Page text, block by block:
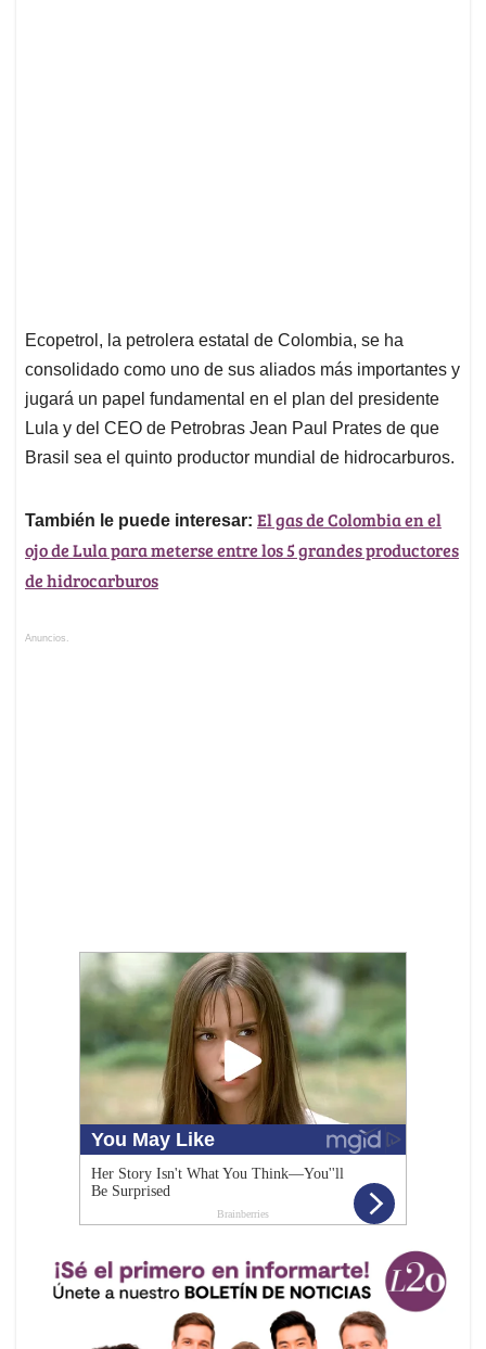
Ecopetrol, la petrolera estatal de Colombia, se ha
consolidado como uno de sus aliados más importantes y
jugará un papel fundamental en el plan del presidente
Lula y del CEO de Petrobras Jean Paul Prates de que
Brasil sea el quinto productor mundial de hidrocarburos.
También le puede interesar: El gas de Colombia en el
ojo de Lula para meterse entre los 5 grandes productores
de hidrocarburos
Anuncios.